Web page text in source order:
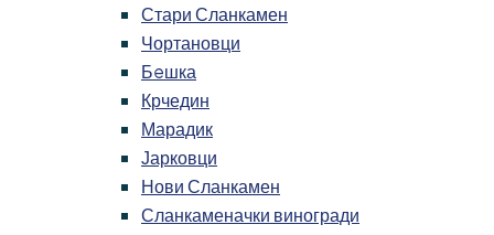
Стари Сланкамен
Чортановци
Бeшка
Крчедин
Марадик
Јарковци
Нови Сланкамен
Сланкаменачки виногради